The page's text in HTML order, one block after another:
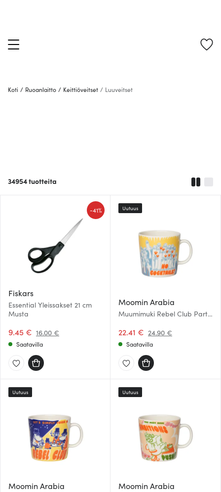
Koti / Ruoanlaitto / Keittiöveitset / Luuveitset
34954tuotteita
Fiskars
Essential Yleissakset 21 cm
Musta
9.45 € 16.00 €
-41%
Saatavilla
Moomin Arabia
Muumimuki Rebel Club Party
22.41 € 24.90 €
Uutuus
Saatavilla
Moomin Arabia
Uutuus
Moomin Arabia
Uutuus